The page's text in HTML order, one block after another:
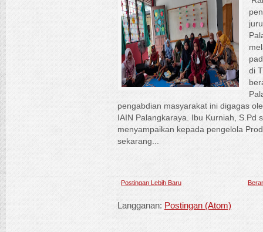
di
pengabdian masyarakat ini digagas
IAIN Palangkaraya. Ibu Kurniah, S.Pd
menyampaikan kepada pengelola
sekarang...
Postingan Lebih Baru
Langganan: Postingan (Atom)